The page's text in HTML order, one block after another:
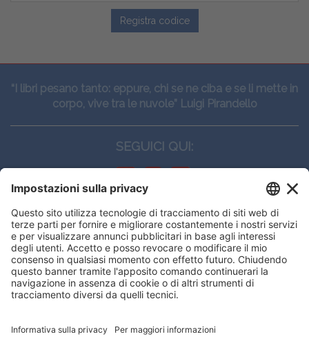
Registra codice
“I libri pesano tanto: eppure, chi se ne ciba e se li mette in
corpo, vive tra le nuvole” Luigi Pirandello
SEGUICI QUI:
CONTATTI
Edi.Ermes srl
Viale E. Forlanini, 21 - 20134, Milano
(+39)027021121
E-mail:eeinfo@eenet.it
ORARI
offrirti la migliore navigazione